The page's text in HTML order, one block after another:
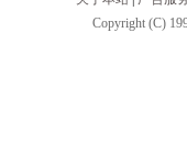
Copyright (C)